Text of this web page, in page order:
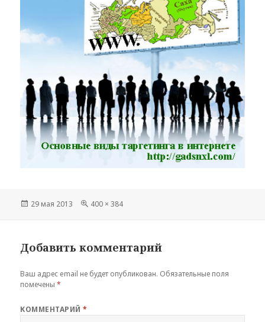
Опубликовано
29 мая 2013
Полный
400 × 384
Добавить комментарий
Ваш адрес email не будет опубликован. Обязательные поля
помечены*
КОММЕНТАРИЙ*